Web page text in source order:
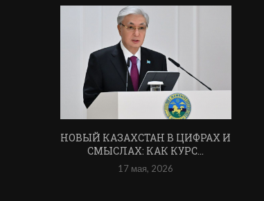
НОВЫЙ КАЗАХСТАН В ЦИФРАХ И
СМЫСЛАХ: КАК КУРС...
17 мая, 2026